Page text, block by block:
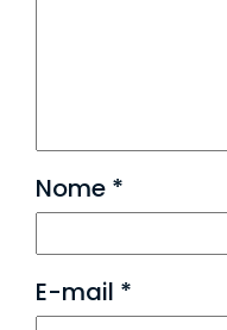
Nome *
E-mail *